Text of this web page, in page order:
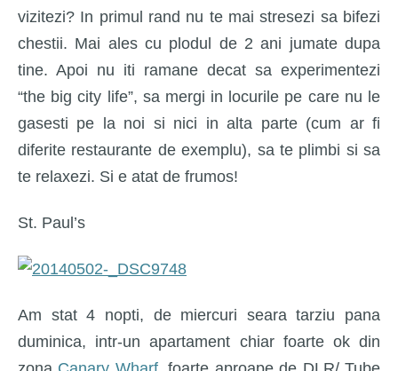
vizitezi? In primul rand nu te mai stresezi sa bifezi
chestii. Mai ales cu plodul de 2 ani jumate dupa
tine. Apoi nu iti ramane decat sa experimentezi
“the big city life”, sa mergi in locurile pe care nu le
gasesti pe la noi si nici in alta parte (cum ar fi
diferite restaurante de exemplu), sa te plimbi si sa
te relaxezi. Si e atat de frumos!
St. Paul’s
Am stat 4 nopti, de miercuri seara tarziu pana
duminica, intr-un apartament chiar foarte ok din